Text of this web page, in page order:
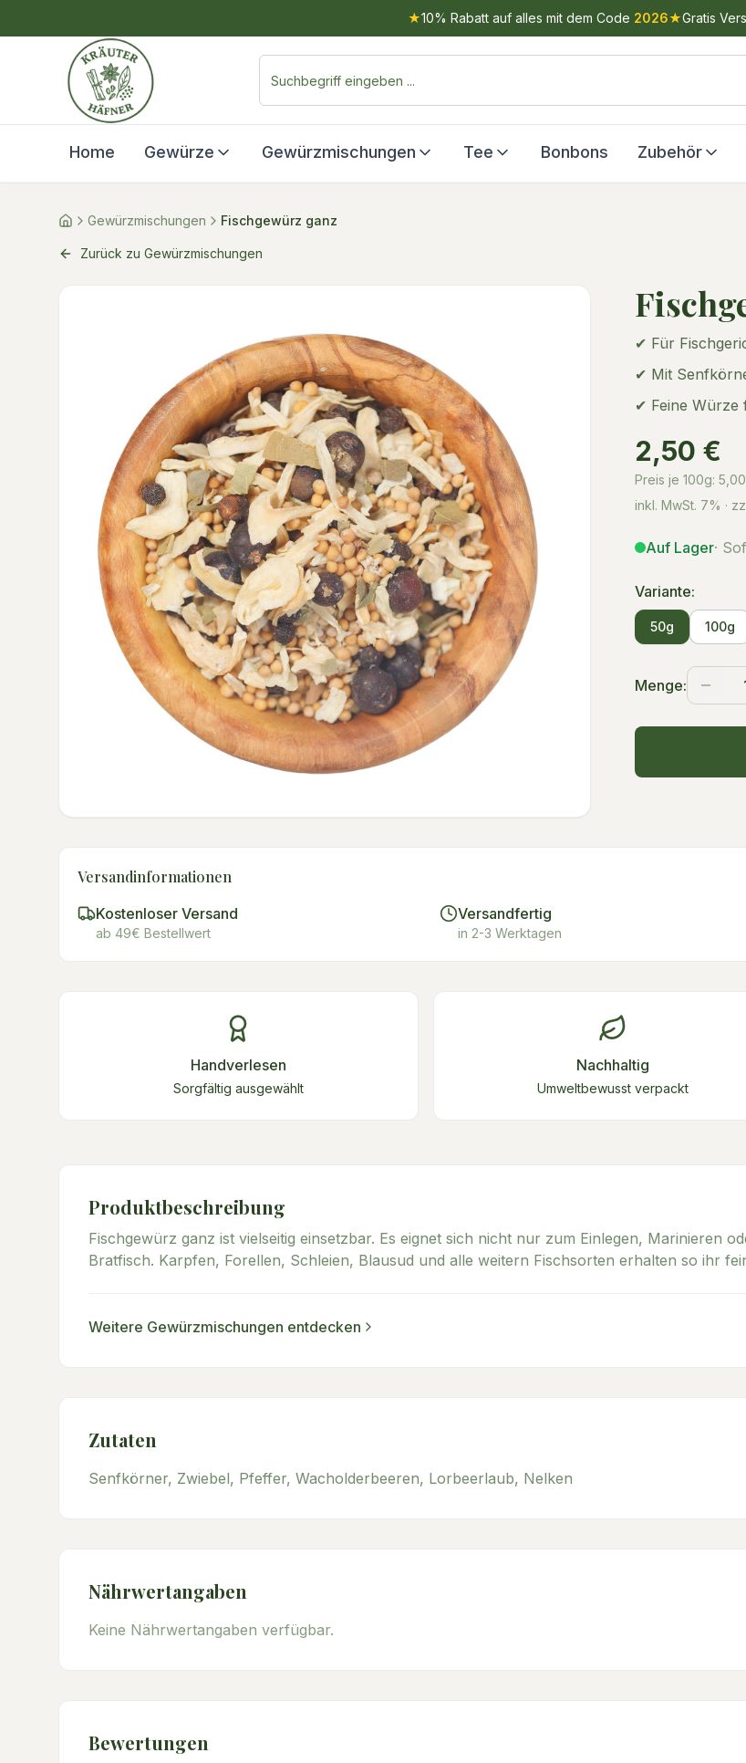
★10% Rabatt auf alles mit dem Code 2026★Gratis
Home Gewürze Gewürzmischungen Tee Bonbons Zubehör
Gewürzmischungen Fischgewürz ganz
Zurück zu Gewürzmischungen
✔ Für
✔ Mit
✔ Feine Würze
2,50 €
Preis je 100g:
inkl. MwSt. 7% ·
Auf Lager·
Variante:
50g 100g
Menge:
Versandinformationen
Kostenloser Versand
ab 49€ Bestellwert
Versandfertig
in 2-3 Werktagen
Handverlesen
Sorgfältig ausgewählt
Nachhaltig
Umweltbewusst verpackt
Produktbeschreibung
Fischgewürz ganz ist vielseitig einsetzbar. Es eignet sich nicht nur zum Einlegen, Marinieren
Bratfisch. Karpfen, Forellen, Schleien, Blausud und alle weitern Fischsorten erhalten so ihr
Weitere Gewürzmischungen entdecken
Zutaten
Senfkörner, Zwiebel, Pfeffer, Wacholderbeeren, Lorbeerlaub, Nelken
Nährwertangaben
Keine Nährwertangaben verfügbar.
Bewertungen